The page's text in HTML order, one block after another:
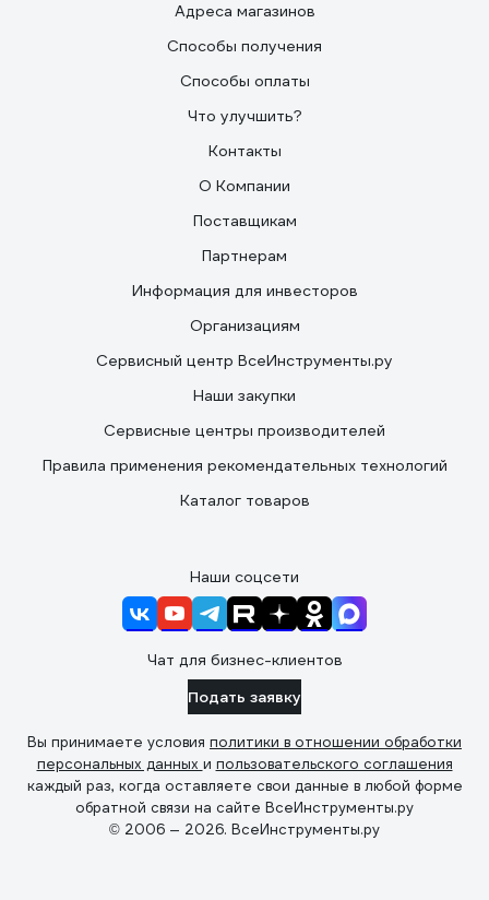
Адреса магазинов
Способы получения
Способы оплаты
Что улучшить?
Контакты
О Компании
Поставщикам
Партнерам
Информация для инвесторов
Организациям
Сервисный центр ВсеИнструменты.ру
Наши закупки
Сервисные центры производителей
Правила применения рекомендательных технологий
Каталог товаров
Наши соцсети
Чат для бизнес-клиентов
Подать заявку
Вы принимаете условия политики в отношении обработки
персональных данных и пользовательского соглашения
каждый раз, когда оставляете свои данные в любой форме
обратной связи на сайте ВсеИнструменты.ру
© 2006 — 2026. ВсеИнструменты.ру